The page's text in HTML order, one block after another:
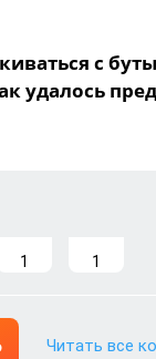
с
1 1
Читать все